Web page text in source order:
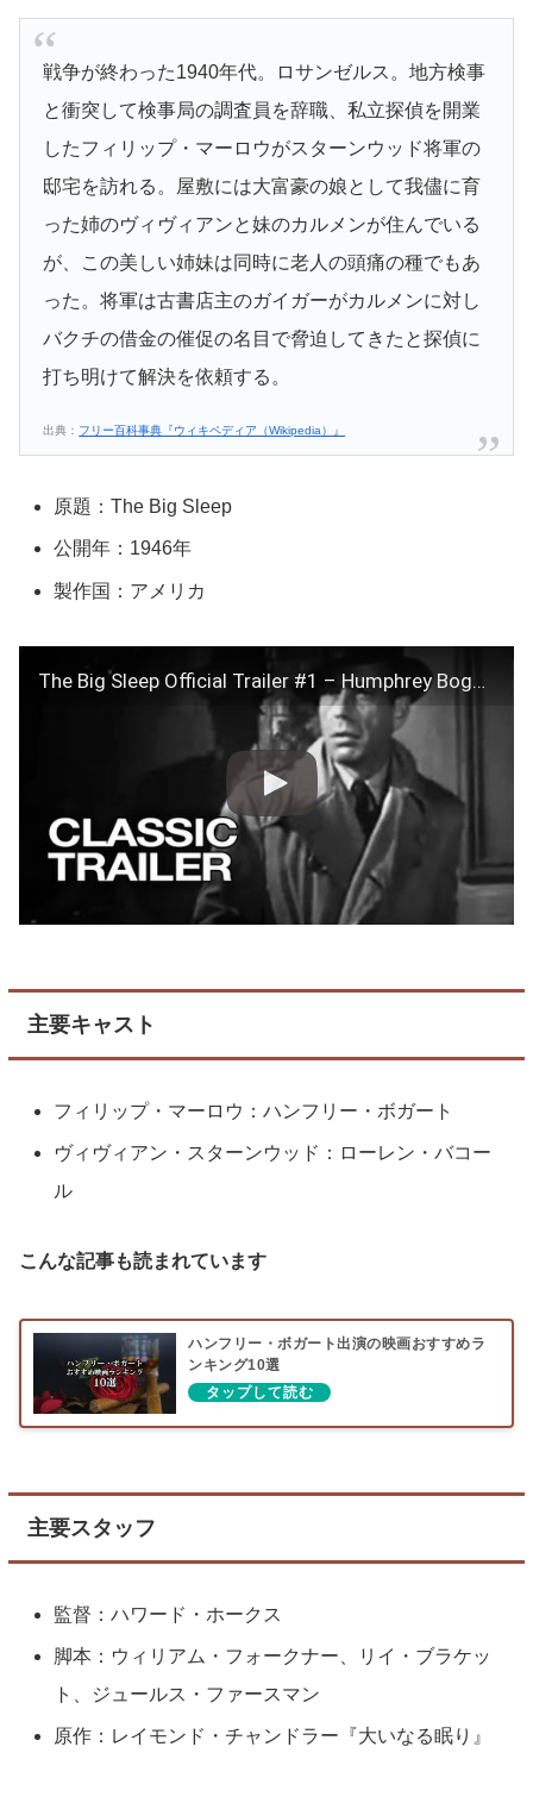
戦争が終わった1940年代。ロサンゼルス。地方検事
と衝突して検事局の調査員を辞職、私立探偵を開業
したフィリップ・マーロウがスターンウッド将軍の
邸宅を訪れる。屋敷には大富豪の娘として我儘に育
った姉のヴィヴィアンと妹のカルメンが住んでいる
が、この美しい姉妹は同時に老人の頭痛の種でもあ
った。将軍は古書店主のガイガーがカルメンに対し
バクチの借金の催促の名目で脅迫してきたと探偵に
打ち明けて解決を依頼する。
出典： フリー百科事典『ウィキペディア（Wikipedia）』
原題：The Big Sleep
公開年：1946年
製作国：アメリカ
The Big Sleep Official Trailer #1 – Humphrey Bogart, Lauren Bacall Movie (1946) HD
主要キャスト
フィリップ・マーロウ：ハンフリー・ボガート
ヴィヴィアン・スターンウッド：ローレン・バコー
ル
こんな記事も読まれています
ハンフリー・ボガート出演の映画おすすめラ
ンキング10選
主要スタッフ
監督：ハワード・ホークス
脚本：ウィリアム・フォークナー、リイ・ブラケッ
ト、ジュールス・ファースマン
原作：レイモンド・チャンドラー『大いなる眠り』